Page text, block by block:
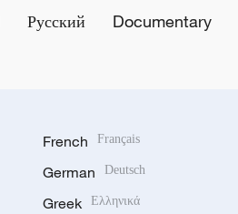
Русский Documentary
French Français
German Deutsch
Greek Ελληνικά